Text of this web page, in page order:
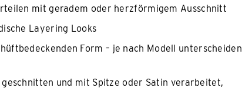
mit geradem oder herzförmigem Ausschnitt
Layering Looks
Form – je nach Modell unterscheiden
und mit Spitze oder Satin verarbeitet,